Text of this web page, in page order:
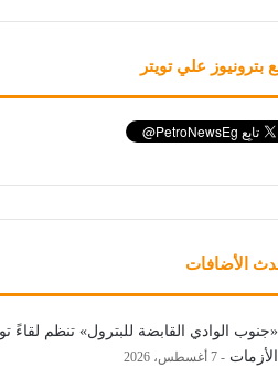
بترونيوز علي تويتر
الأضافات
«جنوب الوادي القابضة للبترول» تنظم لقاءً
الأزمات
7 أغسطس، 2026